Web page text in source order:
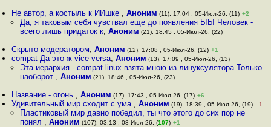
Не автор, а костыль к ИИшке ,Аноним (11), 17:04 , 05-Июл-26, (11) +2
Да, я таковым себя чувствал еще до появления ЫЫ Человек -
всего лишь придаток к, Аноним (21), 18:45 , 05-Июл-26, (22)
Скрыто модератором,Аноним (12), 17:08 , 05-Июл-26, (12) +1
compat Да это-ж vice versa,Аноним (13), 17:09 , 05-Июл-26, (13)
Эта иерархия - compat linux взята мною из линуксулятора Только
наоборот , Аноним (21), 18:46 , 05-Июл-26, (23)
Название - огонь ,Аноним (17), 17:43 , 05-Июл-26, (17) +6
Удивительный мир сходит с ума ,Аноним (19), 18:39 , 05-Июл-26, (19) –1
Пластиковый мир давно победил, ты что этого до сих пор не
понял , Аноним (107), 03:13 , 08-Июл-26, (107) +1